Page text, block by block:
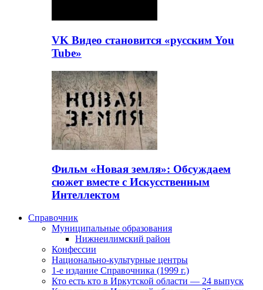
VK Видео становится «русским You
Tube»
Фильм «Новая земля»: Обсуждаем
сюжет вместе с Искусственным
Интеллектом
Справочник
Муниципальные образования
Нижнеилимский район
Конфессии
Национально-культурные центры
1-е издание Справочника (1999 г.)
Кто есть кто в Иркутской области — 24 выпуск